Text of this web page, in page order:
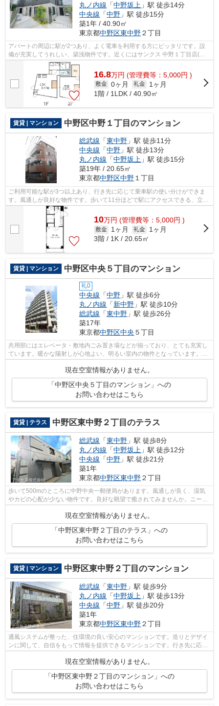
丸ノ内線 「中野坂上 」駅 徒歩14分
中央線 「中野 」駅 徒歩15分
築1年 / 40.90㎡
東京都中野区東中野２丁目
アパートの周辺に駅が2つあり、よく電車を利用する方にピッタリです。設
備が充実してうれしい、築浅物件です。近くにはサンクス 中野１丁目店(徒
歩2分)がありちょっとした買い物に便利...
16.8万円 (管理費等：5,000円 )
敷金 0ヶ月 礼金
1ヶ月
1階 / 1LDK / 40.90㎡
賃貸 | マンション 中野区中野１丁目のマンション
総武線 「東中野 」駅 徒歩11分
中央線 「中野 」駅 徒歩13分
丸ノ内線 「中野坂上 」駅 徒歩15分
築19年 / 20.65㎡
東京都中野区中野１丁目
ご利用可能な駅が3つ以上あり、行き先に応じて乗車駅の使い分けができま
す。風通しが良好な物件です。歩いて11分ほどで駅にアクセスできる、立地
の良さも魅力の物件です。満足できる素...
10万円 (管理費等：5,000円 )
敷金 1ヶ月 礼金
1ヶ月
3階 / 1K / 20.65㎡
賃貸 | マンション 中野区中央５丁目のマンション
礼0
中央線 「中野 」駅 徒歩6分
丸ノ内線 「新中野 」駅 徒歩10分
総武線 「東中野 」駅 徒歩26分
築17年
東京都中野区中央 ５丁目
共用部にはエレベータ・敷地内ごみ置き場などが揃っており、とても充実し
ています。暖かな陽射しが心地よい、明るい室内の物件となっています。こ
ちらはマンションタイプになります。...
現在空室情報がありません。
「中野区中央５丁目のマンション」への
お問い合わせはこちら
賃貸 | テラス 中野区東中野２丁目のテラス
総武線 「東中野 」駅 徒歩8分
丸ノ内線 「中野坂上 」駅 徒歩12分
中央線 「中野 」駅 徒歩21分
築1年
東京都中野区東中野２丁目
歩いて500mのところに中野中央一郵便局があります。風通しが良く、湿気
やカビの心配が少ない物件です。良好な眺望で癒されてみませんか。ニーズ
現在空室情報がありません。
「中野区東中野２丁目のテラス」への
お問い合わせはこちら
賃貸 | マンション 中野区東中野２丁目のマンション
総武線 「東中野 」駅 徒歩9分
丸ノ内線 「中野坂上 」駅 徒歩13分
中央線 「中野 」駅 徒歩20分
築1年
東京都中野区東中野２丁目
通風システムが整った、住環境の良い安心のマンションです。造りとデザイ
ンに関して、自信をもって情報を提供できるマンションです。行き先に応じ
現在空室情報がありません。
「中野区東中野２丁目のマンション」への
お問い合わせはこちら